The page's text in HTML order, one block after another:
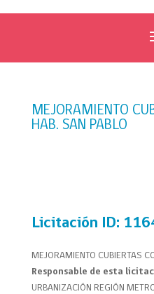
MEJORAMIENTO
HAB. SAN PABLO
Licitación ID:
MEJORAMIENTO CUBIERTAS
Responsable de esta
URBANIZACIÓN REGIÓN